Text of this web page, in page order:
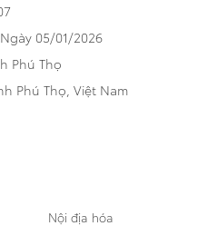
05/01/2026
Phú Thọ
Phú Thọ, Việt Nam
Nội địa hóa